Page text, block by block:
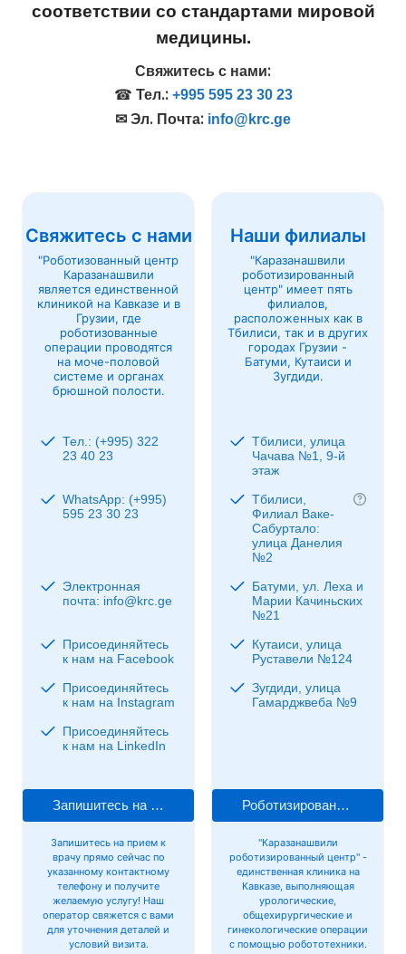
соответствии со стандартами мировой
медицины.
Свяжитесь с нами:
☎ Тел.: +995 595 23 30 23
✉ Эл. Почта: info@krc.ge
Свяжитесь с нами
"Роботизованный центр
Каразанашвили
является единственной
клиникой на Кавказе и в
Грузии, где
роботизованные
операции проводятся
на моче-половой
системе и органах
брюшной полости.
Тел.: (+995) 322
23 40 23
WhatsApp: (+995)
595 23 30 23
Электронная
почта: info@krc.ge
Присоединяйтесь
к нам на Facebook
Присоединяйтесь
к нам на Instagram
Присоединяйтесь
к нам на LinkedIn
Запишитесь на прием к врачу
Запишитесь на прием к
врачу прямо сейчас по
указанному контактному
телефону и получите
желаемую услугу! Наш
оператор свяжется с вами
для уточнения деталей и
условий визита.
Наши филиалы
"Каразанашвили
роботизированный
центр" имеет пять
филиалов,
расположенных как в
Тбилиси, так и в других
городах Грузии -
Батуми, Кутаиси и
Зугдиди.
Тбилиси, улица
Чачава №1, 9-й
этаж
Тбилиси,
Филиал Ваке-
Сабуртало:
улица Данелия
№2
Батуми, ул. Леха и
Марии Качиньских
№21
Кутаиси, улица
Руставели №124
Зугдиди, улица
Гамарджвеба №9
Роботизированная хирургия
"Каразанашвили
роботизированный центр" -
единственная клиника на
Кавказе, выполняющая
урологические,
общехирургические и
гинекологические операции
с помощью робототехники.